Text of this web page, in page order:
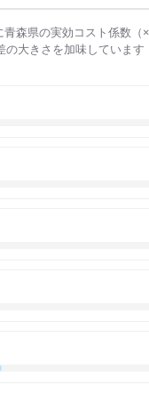
青森県の実効コスト係数（×
の大きさを加味しています